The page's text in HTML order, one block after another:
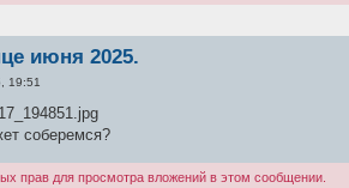
июня 2025.
19:51
соберемся?
прав для просмотра вложений в этом сообщении.